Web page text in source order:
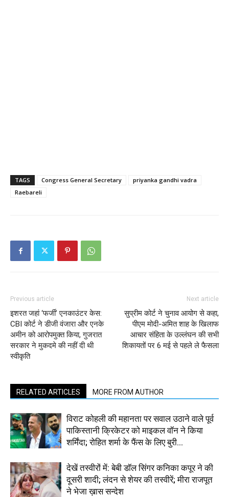
TAGS Congress General Secretary
priyanka gandhi vadra
Raebareli
Previous article
इशरत जहां ‘फर्जी’ एनकाउंटर केस:
CBI कोर्ट ने डीजी वंजारा और एनके
अमीन को आरोपमुक्त किया, गुजरात
सरकार ने मुकदमे की नहीं दी थी
स्वीकृति
Next article
सुप्रीम कोर्ट ने चुनाव आयोग से कहा,
पीएम मोदी-अमित शाह के खिलाफ
आचार संहिता के उल्लंघन की सभी
शिकायतों पर 6 मई से पहले ले फैसला
RELATED ARTICLES MORE FROM AUTHOR
विराट कोहली की महानता पर सवाल उठाने वाले पूर्व
पाकिस्तानी क्रिकेटर को माइकल वॉन ने किया
शर्मिंदा; रोहित शर्मा के फैंस के लिए बुरी...
देखें तस्वीरों में: बेबी डॉल सिंगर कनिका कपूर ने की
दूसरी शादी; लंदन से शेयर की तस्वीरें; मीरा राजपूत
ने भेजा ख़ास सन्देश